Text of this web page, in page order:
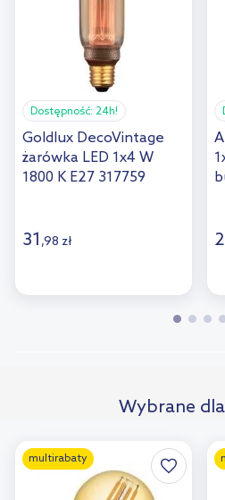
Dostępność: 24h!
Goldlux DecoVintage
żarówka LED 1x4 W
1800 K E27 317759
31 ,98 zł
Wybrane
multirabaty